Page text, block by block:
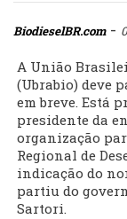
BiodieselBR.com-
A União
(Ubrabio) deve
em breve. Está
presidente da
organização
Regional de
indicação do
partiu do
Sartori.